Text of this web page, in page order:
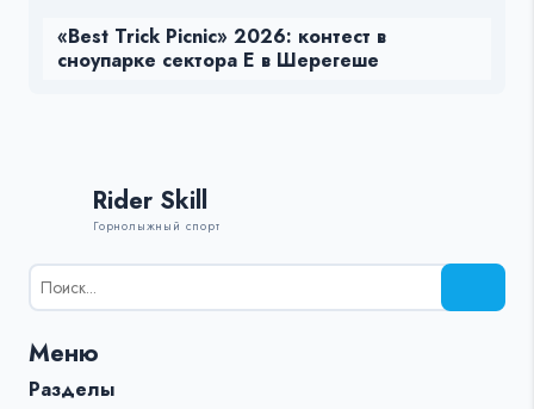
«Best Trick Picnic» 2026: контест в
сноупарке сектора Е в Шерегеше
Rider Skill
Горнолыжный спорт
Результаты
поиска
%s:
Меню
Разделы